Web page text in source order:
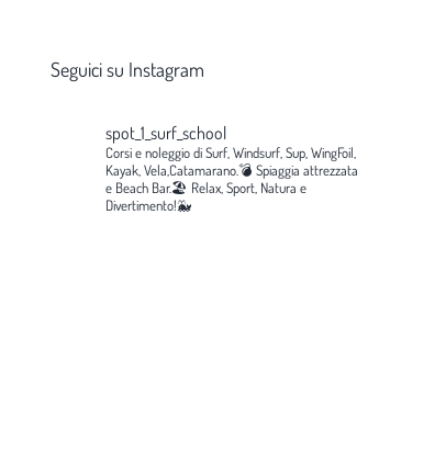
Seguici su Instagram
spot_1_surf_school
Corsi e noleggio di Surf, Windsurf, Sup, WingFoil,
Kayak, Vela,Catamarano.💣 Spiaggia attrezzata
e Beach Bar.🏖️ Relax, Sport, Natura e
Divertimento!🐳